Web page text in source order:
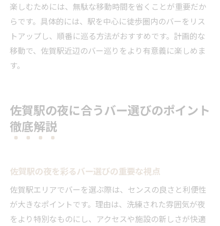
楽しむためには、無駄な移動時間を省くことが重要だか
らです。具体的には、駅を中心に徒歩圏内のバーをリス
トアップし、順番に巡る方法がおすすめです。計画的な
移動で、佐賀駅近辺のバー巡りをより有意義に楽しめま
す。
佐賀駅の夜に合うバー選びのポイント
徹底解説
佐賀駅の夜を彩るバー選びの重要な視点
佐賀駅エリアでバーを選ぶ際は、センスの良さと利便性
が大きなポイントです。理由は、洗練された雰囲気が夜
をより特別なものにし、アクセスや施設の新しさが快適